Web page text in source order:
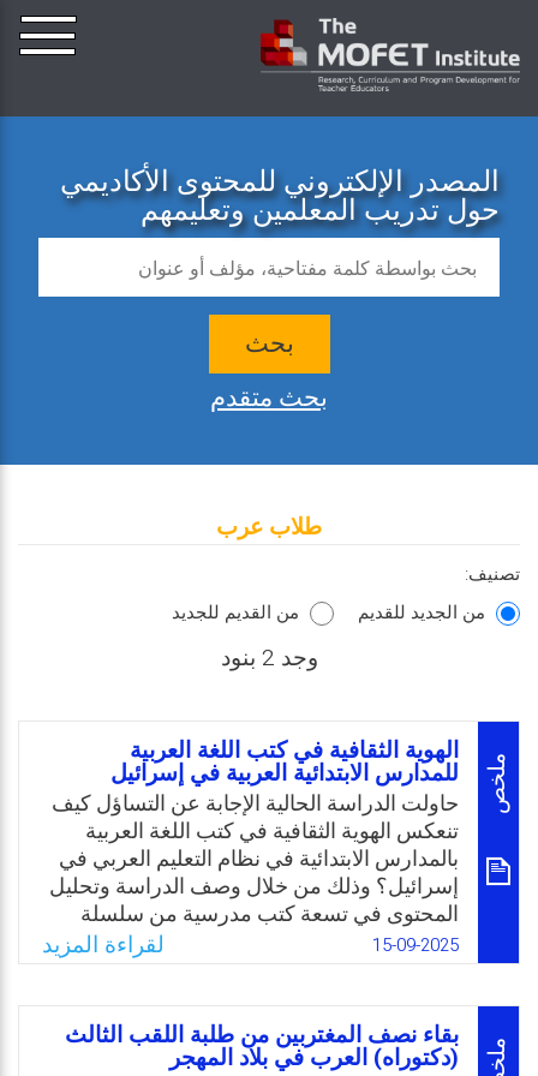
المصدر الإلكتروني للمحتوى الأكاديمي
حول تدريب المعلمين وتعليمهم
بحث
بحث متقدم
طلاب عرب
تصنيف:
من الجديد للقديم
من القديم للجديد
وجد 2 بنود
ملخص
الهوية الثقافية في كتب اللغة العربية
للمدارس الابتدائية العربية في إسرائيل
حاولت الدراسة الحالية الإجابة عن التساؤل كيف
تنعكس الهوية الثقافية في كتب اللغة العربية
بالمدارس الابتدائية في نظام التعليم العربي في
إسرائيل؟ وذلك من خلال وصف الدراسة وتحليل
المحتوى في تسعة كتب مدرسية من سلسلة
كتب “العربية لغتنا”. واستخدمت الدراسة أساليب
بحثية نوعية وكمية مختلطة، وتحليل المحتوى،
وفحص الأبعاد النصية والبصرية للكتب المدرسية.
وتمثلت مشكلة الدراسة في غياب أو ضعف تمثيل
الهوية الثقافية العربية في كتب اللغة العربية
15-09-2025 لقراءة المزيد
بقاء نصف المغتربين من طلبة اللقب الثالث
(دكتوراه) العرب في بلاد المهجر